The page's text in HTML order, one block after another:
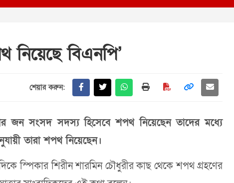
নিয়েছে বিএনপি’
শেয়ার করুন:
জন সংসদ সদস্য হিসেবে শপথ নিয়েছেন তাদের মধ্যে
তারা শপথ নিয়েছেন।
স্পিকার শিরীন শারমিন চৌধুরীর কাছ থেকে শপথ গ্রহণের